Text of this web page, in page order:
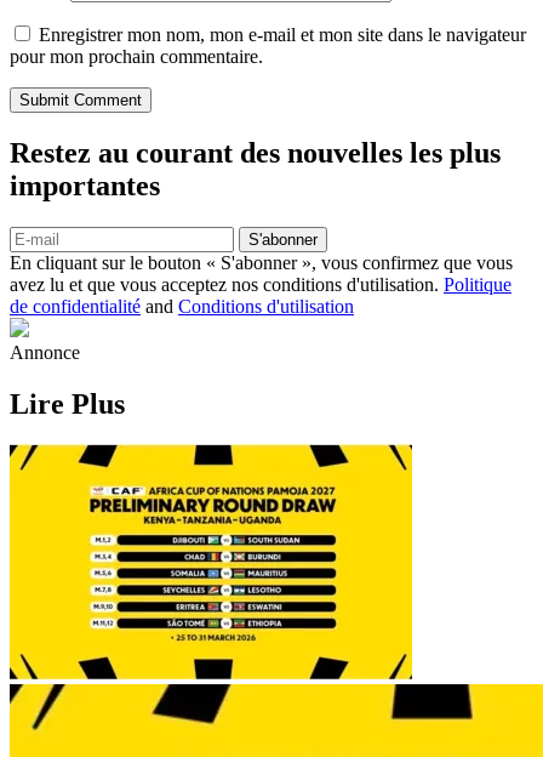
Enregistrer mon nom, mon e-mail et mon site dans le navigateur
pour mon prochain commentaire.
Submit Comment
Restez au courant des nouvelles les plus
importantes
S'abonner
En cliquant sur le bouton « S'abonner », vous confirmez que vous
avez lu et que vous acceptez nos conditions d'utilisation. Politique
de confidentialité and Conditions d'utilisation
Annonce
Lire Plus